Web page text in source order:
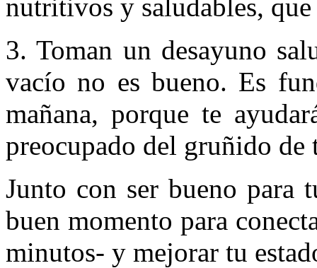
nutritivos y saludables, que
3. Toman un desayuno
vacío no es bueno. Es
mañana, porque te
preocupado del gruñido de
Junto con ser bueno para
buen momento para
minutos- y mejorar tu